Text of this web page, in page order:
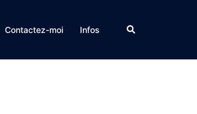
Contactez-moi Infos Rechercher